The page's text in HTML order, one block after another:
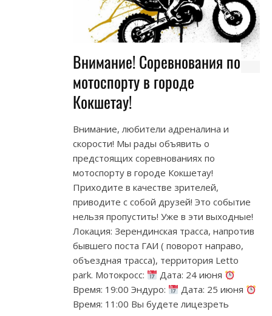
Внимание! Соревнования по
мотоспорту в городе
Кокшетау!
Внимание, любители адреналина и
скорости! Мы рады объявить о
предстоящих соревнованиях по
мотоспорту в городе Кокшетау!
Приходите в качестве зрителей,
приводите с собой друзей! Это событие
нельзя пропустить! Уже в эти выходные!
Локация: Зерендинская трасса, напротив
бывшего поста ГАИ ( поворот направо,
объездная трасса), территория Letto
park. Мотокросс:
Дата: 24 июня
Время: 19:00 Эндуро:
Дата: 25 июня
Время: 11:00 Вы будете лицезреть